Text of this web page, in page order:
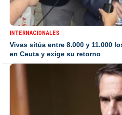
INTERNACIONALES
Vivas sitúa entre 8.000 y 11.000
en Ceuta y exige su retorno